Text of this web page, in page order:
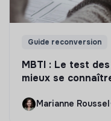
Guide reconversion
MBTI : Le test
mieux se
Marianne Roussel